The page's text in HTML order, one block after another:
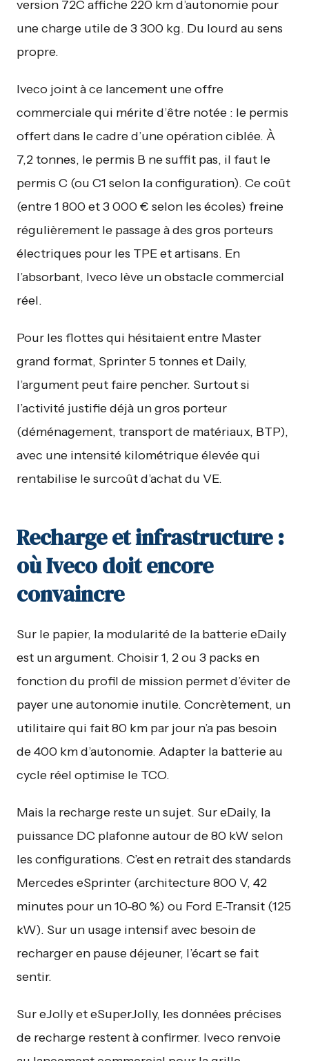
version 72C affiche 220 km d’autonomie pour
une charge utile de 3 300 kg. Du lourd au sens
propre.
Iveco joint à ce lancement une offre
commerciale qui mérite d’être notée : le permis
offert dans le cadre d’une opération ciblée. À
7,2 tonnes, le permis B ne suffit pas, il faut le
permis C (ou C1 selon la configuration). Ce coût
(entre 1 800 et 3 000 € selon les écoles) freine
régulièrement le passage à des gros porteurs
électriques pour les TPE et artisans. En
l’absorbant, Iveco lève un obstacle commercial
réel.
Pour les flottes qui hésitaient entre Master
grand format, Sprinter 5 tonnes et Daily,
l’argument peut faire pencher. Surtout si
l’activité justifie déjà un gros porteur
(déménagement, transport de matériaux, BTP),
avec une intensité kilométrique élevée qui
rentabilise le surcoût d’achat du VE.
Recharge et infrastructure :
où Iveco doit encore
convaincre
Sur le papier, la modularité de la batterie eDaily
est un argument. Choisir 1, 2 ou 3 packs en
fonction du profil de mission permet d’éviter de
payer une autonomie inutile. Concrètement, un
utilitaire qui fait 80 km par jour n’a pas besoin
de 400 km d’autonomie. Adapter la batterie au
cycle réel optimise le TCO.
Mais la recharge reste un sujet. Sur eDaily, la
puissance DC plafonne autour de 80 kW selon
les configurations. C’est en retrait des standards
Mercedes eSprinter (architecture 800 V, 42
minutes pour un 10-80 %) ou Ford E-Transit (125
kW). Sur un usage intensif avec besoin de
recharger en pause déjeuner, l’écart se fait
sentir.
Sur eJolly et eSuperJolly, les données précises
de recharge restent à confirmer. Iveco renvoie